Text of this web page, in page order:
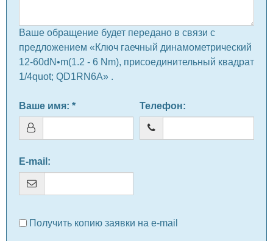
Ваше обращение будет передано в связи с
предложением «Ключ гаечный динамометрический
12-60dN•m(1.2 - 6 Nm), присоединительный квадрат
1/4quot; QD1RN6A» .
Ваше имя: * Телефон:
E-mail :
Получить копию заявки на e-mail